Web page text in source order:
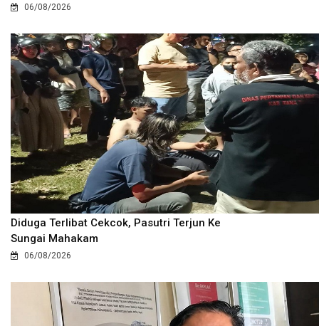
06/08/2026
Diduga Terlibat Cekcok, Pasutri Terjun Ke
Sungai Mahakam
06/08/2026